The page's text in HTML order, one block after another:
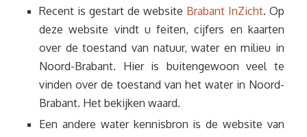
Recent is gestart de website Brabant InZicht. Op
deze website vindt u feiten, cijfers en kaarten
over de toestand van natuur, water en milieu in
Noord-Brabant. Hier is buitengewoon veel te
vinden over de toestand van het water in Noord-
Brabant. Het bekijken waard.
Een andere water kennisbron is de website van